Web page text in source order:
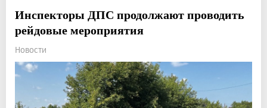
Инспекторы ДПС продолжают проводить
рейдовые мероприятия
Новости